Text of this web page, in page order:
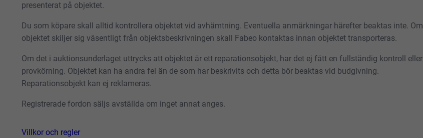
presenterat på objektet.
Du som köpare skall alltid kontrollera objektet vid avhämtning. Eventuella anmärkningar härefter beaktas inte. Om
objektet skiljer sig väsentligt från objektsbeskrivningen skall Fabeo kontaktas innan objektet transporteras.
Om det i auktionsunderlaget uttrycks att objektet är ett reparationsobjekt, har det ej fått en fullständig kontroll eller
provkörning. Objektet kan ha andra fel än de som har beskrivits och detta bör beaktas vid budgivning.
Reparationsobjekt kan ej reklameras.
Registrerade fordon säljs avställda om inget annat anges.
Villkor och regler